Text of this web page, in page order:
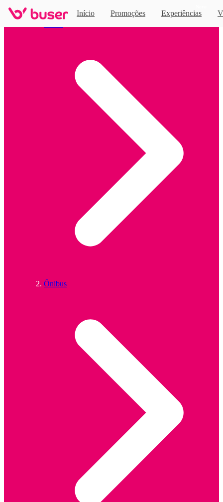
Início Promoções Experiências
Ônibus